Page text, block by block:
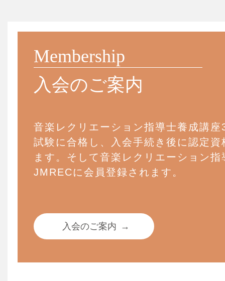
Membership
入会のご案内
音楽レクリエーション指導士養成講
試験に合格し、入会手続き後に認定
ます。そして音楽レクリエーション
JMRECに会員登録されます。
入会のご案内 →